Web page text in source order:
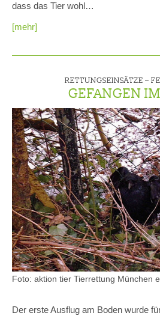
dass das Tier wohl…
[mehr]
RETTUNGSEINSÄTZE –
GEFANGEN
Foto: aktion tier Tierrettung München
Der erste Ausflug am Boden wurde